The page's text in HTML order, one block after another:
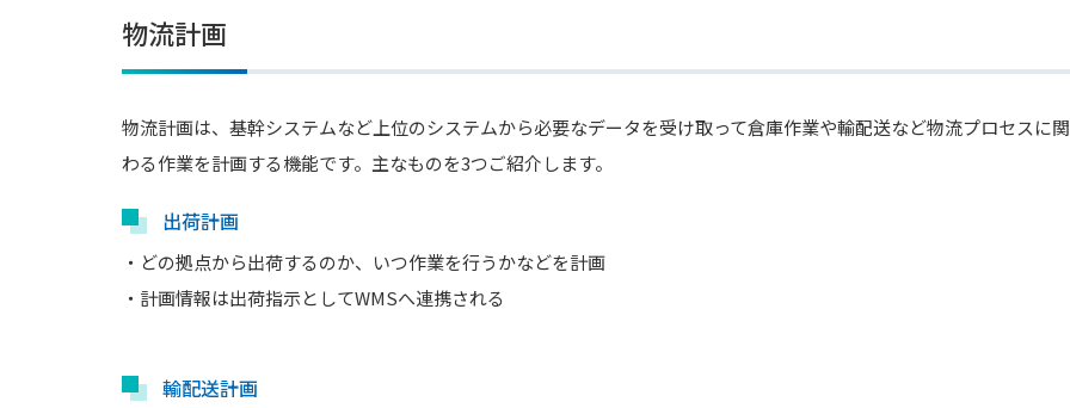
物流計画
物流計画は、基幹システムなど上位のシステムから必要なデータを受け取って倉庫作業や輸配送など物流プロセスに関
わる作業を計画する機能です。主なものを3つご紹介します。
出荷計画
・どの拠点から出荷するのか、いつ作業を行うかなどを計画
・計画情報は出荷指示としてWMSへ連携される
輸配送計画